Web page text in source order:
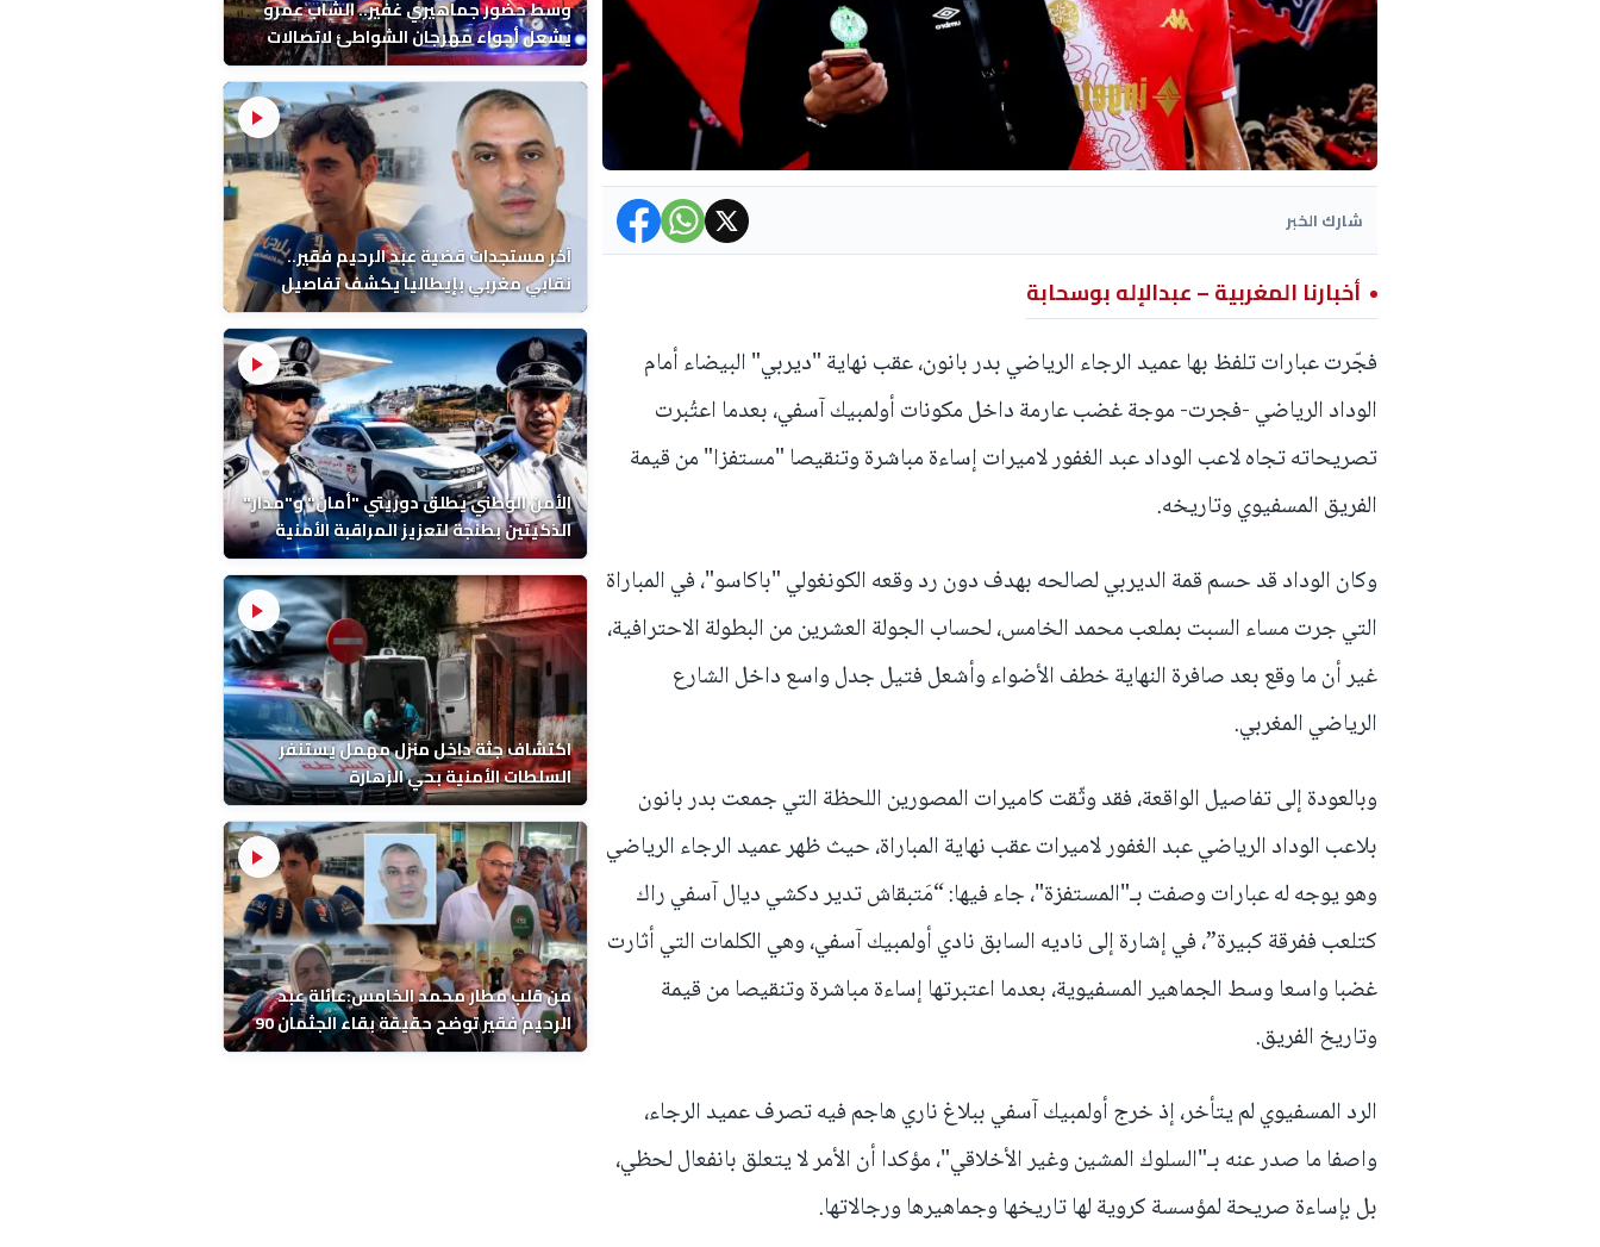
وسط حضور جماهيري غفير.. الشاب عمرو
يشعل أجواء مهرجان الشواطئ لاتصالات
المغرب بطنجة
آخر مستجدات قضية عبد الرحيم فقير..
نقابي مغربي بإيطاليا يكشف تفاصيل
الوفاة ونتائج التشريح
الأمن الوطني يطلق دوريتي "أمان" و"مدار"
الذكيتين بطنجة لتعزيز المراقبة الأمنية
اكتشاف جثة داخل منزل مهمل يستنفر
السلطات الأمنية بحي الزهارة
من قلب مطار محمد الخامس:عائلة عبد
الرحيم فقير توضح حقيقة بقاء الجثمان 90
يوماً قبل إعادته إلى المغرب
شارك الخبر
أخبارنا المغربية – عبدالإله بوسحابة
فجّرت عبارات تلفظ بها عميد الرجاء الرياضي بدر بانون، عقب نهاية "ديربي" البيضاء أمام
الوداد الرياضي -فجرت- موجة غضب عارمة داخل مكونات أولمبيك آسفي، بعدما اعتُبرت
تصريحاته تجاه لاعب الوداد عبد الغفور لاميرات إساءة مباشرة وتنقيصا "مستفزا" من قيمة
الفريق المسفيوي وتاريخه.
وكان الوداد قد حسم قمة الديربي لصالحه بهدف دون رد وقعه الكونغولي "باكاسو"، في المباراة
التي جرت مساء السبت بملعب محمد الخامس، لحساب الجولة العشرين من البطولة الاحترافية،
غير أن ما وقع بعد صافرة النهاية خطف الأضواء وأشعل فتيل جدل واسع داخل الشارع
الرياضي المغربي.
وبالعودة إلى تفاصيل الواقعة، فقد وثّقت كاميرات المصورين اللحظة التي جمعت بدر بانون
بلاعب الوداد الرياضي عبد الغفور لاميرات عقب نهاية المباراة، حيث ظهر عميد الرجاء الرياضي
وهو يوجه له عبارات وصفت بـ"المستفزة"، جاء فيها: “مَتبقاش تدير دكشي ديال آسفي راك
كتلعب ففرقة كبيرة”، في إشارة إلى ناديه السابق نادي أولمبيك آسفي، وهي الكلمات التي أثارت
غضبا واسعا وسط الجماهير المسفيوية، بعدما اعتبرتها إساءة مباشرة وتنقيصا من قيمة
وتاريخ الفريق.
الرد المسفيوي لم يتأخر، إذ خرج أولمبيك آسفي ببلاغ ناري هاجم فيه تصرف عميد الرجاء،
واصفا ما صدر عنه بـ"السلوك المشين وغير الأخلاقي"، مؤكدا أن الأمر لا يتعلق بانفعال لحظي،
بل بإساءة صريحة لمؤسسة كروية لها تاريخها وجماهيرها ورجالاتها.